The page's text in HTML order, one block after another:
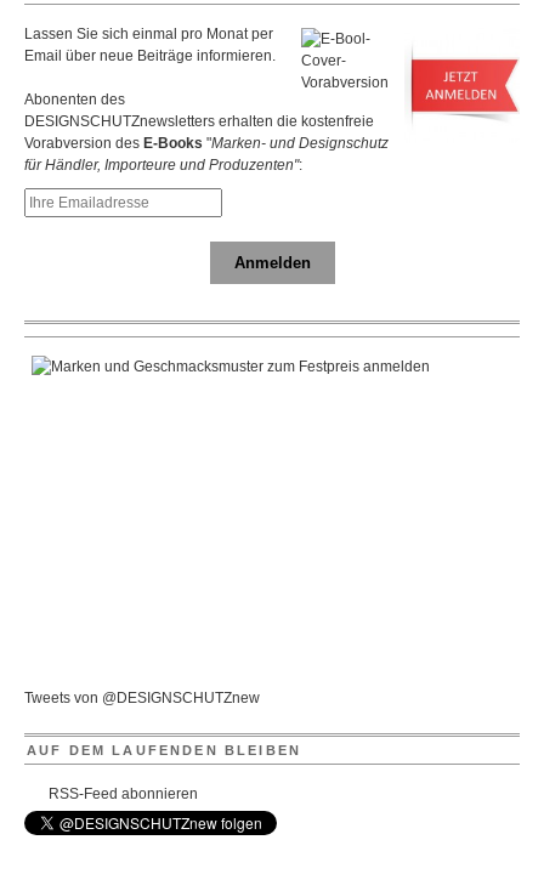
Lassen Sie sich einmal pro Monat per
Email über neue Beiträge informieren.
Abonenten des
DESIGNSCHUTZnewsletters erhalten die kostenfreie
Vorabversion des E-Books "Marken- und Designschutz
für Händler, Importeure und Produzenten":
Anmelden
Tweets von @DESIGNSCHUTZnew
AUF DEM LAUFENDEN BLEIBEN
RSS-Feed abonnieren